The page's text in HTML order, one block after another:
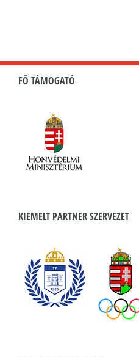
FŐ TÁMOGATÓ
KIEMELT PARTNER SZERVEZET